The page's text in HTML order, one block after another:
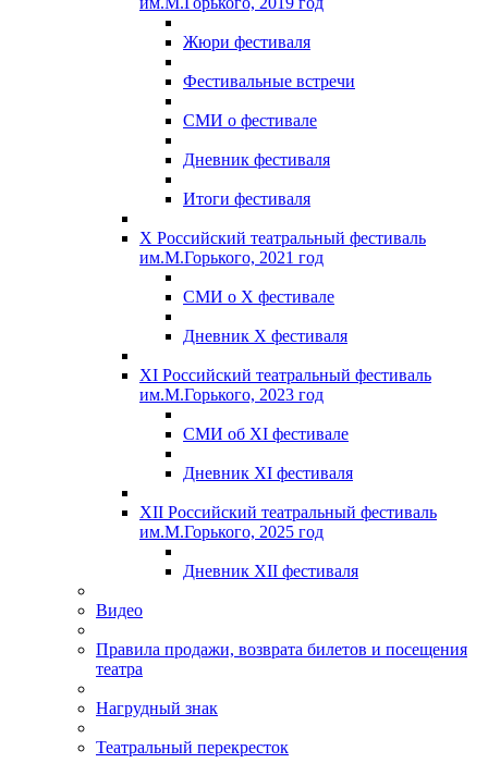
Жюри фестиваля
Фестивальные встречи
СМИ о фестивале
Дневник фестиваля
Итоги фестиваля
X Российский театральный фестиваль
им.М.Горького, 2021 год
СМИ о X фестивале
Дневник X фестиваля
XI Российский театральный фестиваль
им.М.Горького, 2023 год
СМИ об XI фестивале
Дневник XI фестиваля
XII Российский театральный фестиваль
им.М.Горького, 2025 год
Дневник XII фестиваля
Видео
Правила продажи, возврата билетов и посещения
театра
Нагрудный знак
Театральный перекресток